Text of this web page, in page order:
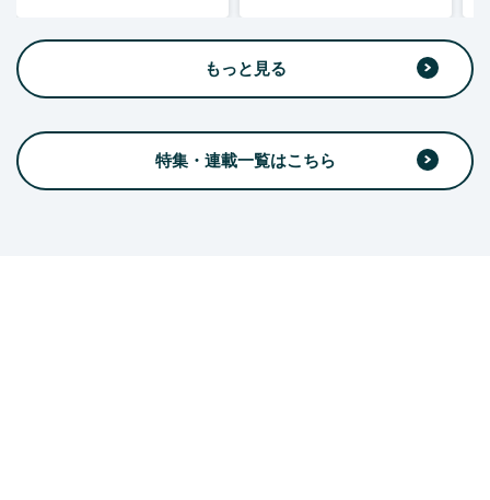
もっと見る
特集・連載一覧はこちら